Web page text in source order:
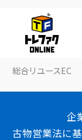
総合リユースEC
企
古物営業法に